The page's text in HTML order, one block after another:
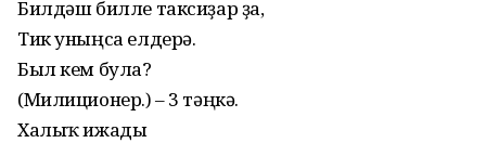
Билдәш билле таксиҙар ҙа,
Тик уныңса елдерә.
Был кем була?
(Милиционер.) – 3 тәңкә.
Халыҡ ижады